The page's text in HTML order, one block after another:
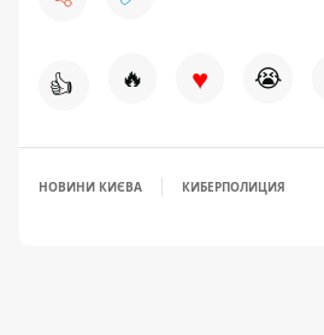
👍 🔥 ♥ 😭
НОВИНИ КИЄВА КИБЕРПОЛИЦИЯ